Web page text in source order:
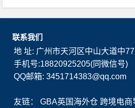
联系我们
地 址: 广州市天河区中山大道中
手机号:18820925205(同微信号)
QQ邮箱: 3451714383@qq.com
友链：GBA英国海外仓 跨境电商